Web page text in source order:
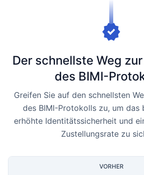
Der schnellste Weg
des BIMI-
Greifen Sie auf den schnellsten
des BIMI-Protokolls zu, um das
erhöhte Identitätssicherheit und
Zustellungsrate zu
VORHER